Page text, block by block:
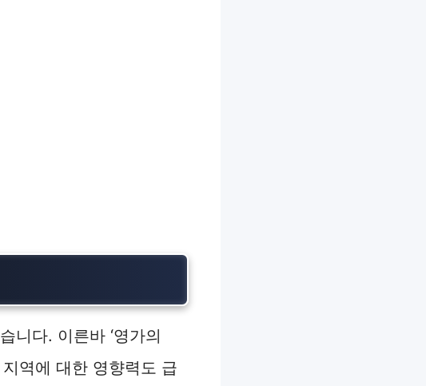
니다. 이른바 ‘영가의
역에 대한 영향력도 급